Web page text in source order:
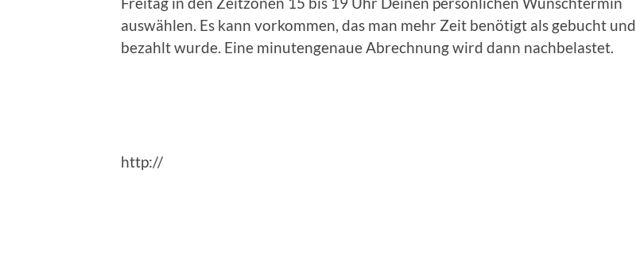
auswählen. Es kann vorkommen, das man mehr Zeit benötigt als gebucht und
bezahlt wurde. Eine minutengenaue Abrechnung wird dann nachbelastet.
http://